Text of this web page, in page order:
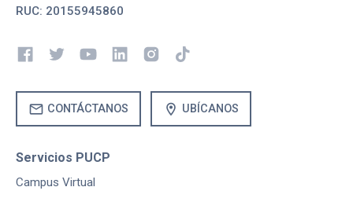
RUC: 20155945860
mail CONTÁCTANOS location_on UBÍCANOS
Servicios PUCP
Campus Virtual